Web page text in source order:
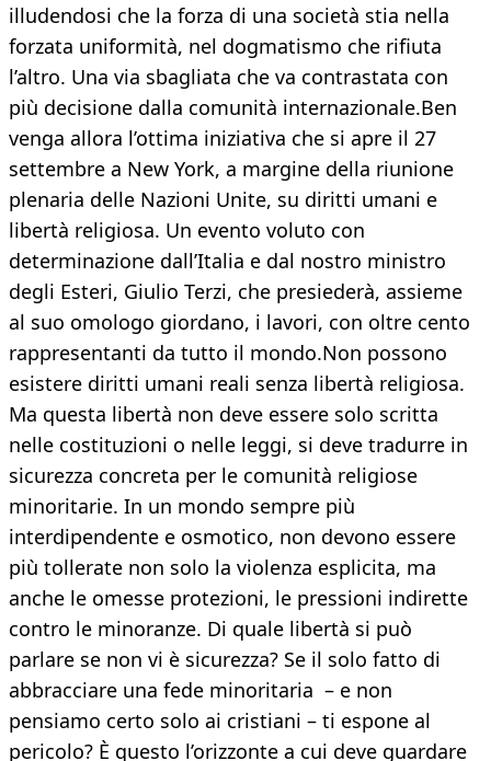
illudendosi che la forza di una società stia nella
forzata uniformità, nel dogmatismo che rifiuta
l’altro. Una via sbagliata che va contrastata con
più decisione dalla comunità internazionale.Ben
venga allora l’ottima iniziativa che si apre il 27
settembre a New York, a margine della riunione
plenaria delle Nazioni Unite, su diritti umani e
libertà religiosa. Un evento voluto con
determinazione dall’Italia e dal nostro ministro
degli Esteri, Giulio Terzi, che presiederà, assieme
al suo omologo giordano, i lavori, con oltre cento
rappresentanti da tutto il mondo.Non possono
esistere diritti umani reali senza libertà religiosa.
Ma questa libertà non deve essere solo scritta
nelle costituzioni o nelle leggi, si deve tradurre in
sicurezza concreta per le comunità religiose
minoritarie. In un mondo sempre più
interdipendente e osmotico, non devono essere
più tollerate non solo la violenza esplicita, ma
anche le omesse protezioni, le pressioni indirette
contro le minoranze. Di quale libertà si può
parlare se non vi è sicurezza? Se il solo fatto di
abbracciare una fede minoritaria – e non
pensiamo certo solo ai cristiani – ti espone al
pericolo? È questo l’orizzonte a cui deve guardare